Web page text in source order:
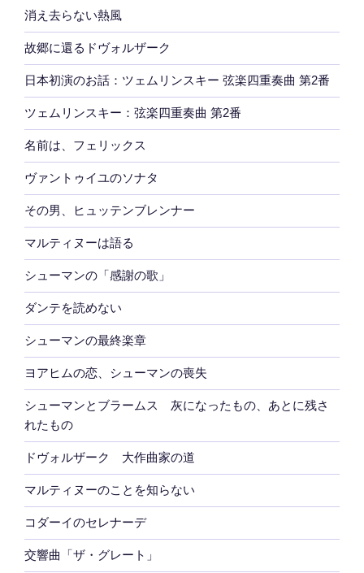
消え去らない熱風
故郷に還るドヴォルザーク
日本初演のお話：ツェムリンスキー 弦楽四重奏曲 第2番
ツェムリンスキー：弦楽四重奏曲 第2番
名前は、フェリックス
ヴァントゥイユのソナタ
その男、ヒュッテンブレンナー
マルティヌーは語る
シューマンの「感謝の歌」
ダンテを読めない
シューマンの最終楽章
ヨアヒムの恋、シューマンの喪失
シューマンとブラームス 灰になったもの、あとに残さ
れたもの
ドヴォルザーク 大作曲家の道
マルティヌーのことを知らない
コダーイのセレナーデ
交響曲「ザ・グレート」